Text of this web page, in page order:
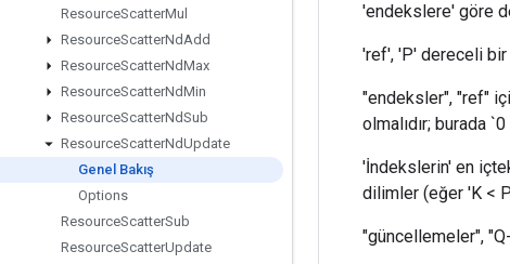
ResourceScatterMul
ResourceScatterNdAdd
ResourceScatterNdMax
ResourceScatterNdMin
ResourceScatterNdSub
ResourceScatterNdUpdate
Genel Bakış
Options
ResourceScatterSub
ResourceScatterUpdate
'endekslere' göre
'ref', 'P' dereceli bir
"endeksler", "ref"
olmalıdır; burada
'İndekslerin' en
dilimler (eğer 'K <
"güncellemeler",